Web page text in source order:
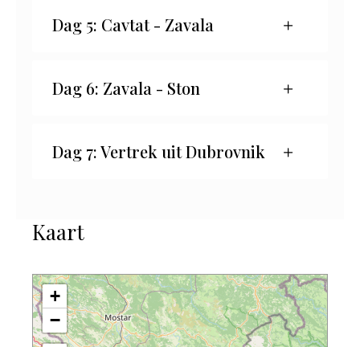
Dag 5: Cavtat - Zavala
Dag 6: Zavala - Ston
Dag 7: Vertrek uit Dubrovnik
Kaart
+
−